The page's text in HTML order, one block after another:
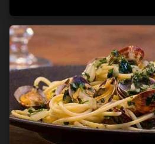
personenbezogenen Daten ohne
kann, obwohl Sie das Recht haben,
zu widersprechen. Ihre Einstellungen
Website. Sie können Ihre
Ihre Einwilligung widerrufen, indem
zurückkehren und unten auf der
"Datenschutz" klicken.